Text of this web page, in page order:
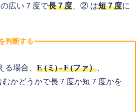
広い７度で長７度 、② は短７度に
判断する
場合、 E (ミ) - F (ファ）、
むかどうかで長７度か短７度かを